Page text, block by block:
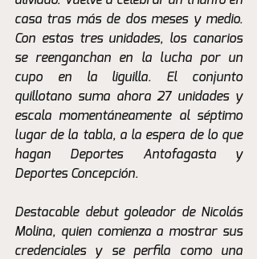
casa tras más de dos meses y medio.
Con estas tres unidades, los canarios
se reenganchan en la lucha por un
cupo en la liguilla. El conjunto
quillotano suma ahora 27 unidades y
escala momentáneamente al séptimo
lugar de la tabla, a la espera de lo que
hagan Deportes Antofagasta y
Deportes Concepción.
Destacable debut goleador de Nicolás
Molina, quien comienza a mostrar sus
credenciales y se perfila como una